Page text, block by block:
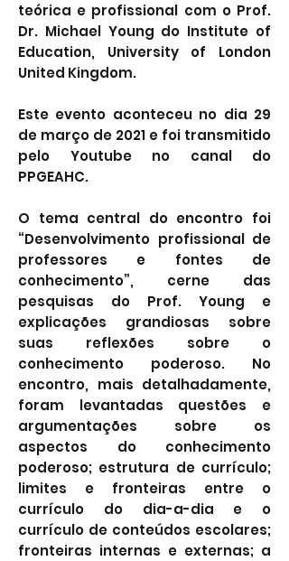
teórica e profissional com o Prof.
Dr. Michael Young do Institute of
Education, University of London
United Kingdom.
Este evento aconteceu no dia 29
de março de 2021 e foi transmitido
pelo Youtube no canal do
PPGEAHC.
O tema central do encontro foi
“Desenvolvimento profissional de
professores e fontes de
conhecimento”, cerne das
pesquisas do Prof. Young e
explicações grandiosas sobre
suas reflexões sobre o
conhecimento poderoso. No
encontro, mais detalhadamente,
foram levantadas questões e
argumentações sobre os
aspectos do conhecimento
poderoso; estrutura de currículo;
limites e fronteiras entre o
currículo do dia-a-dia e o
currículo de conteúdos escolares;
fronteiras internas e externas; a